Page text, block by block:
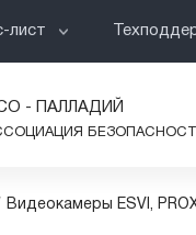
лист
- ПАЛЛАДИЙ
Видеокамеры ESVI,